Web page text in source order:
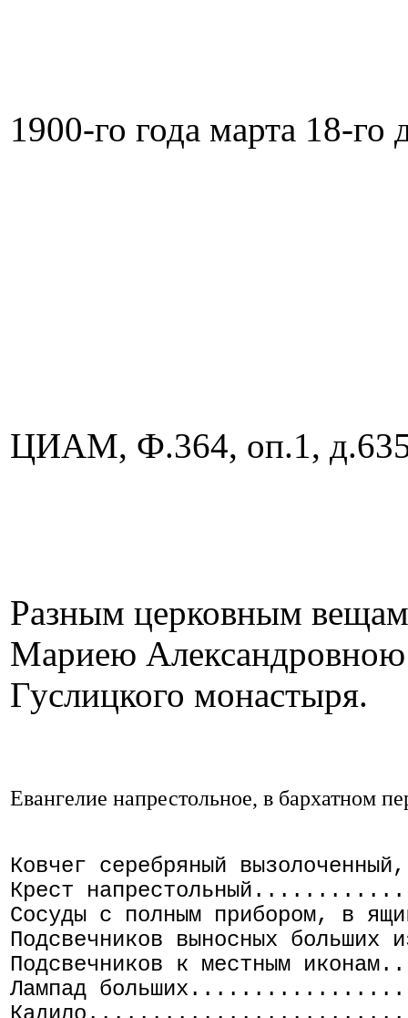
1900-го года марта 18-го
ЦИАМ, Ф.364, оп.1,
Разным церковным
Мариею Александровною
Гуслицкого монастыря.
Евангелие напрестольное, в бархатном
Ковчег серебряный
Крест
Сосуды с полным
Подсвечников выносных
Подсвечников к
Лампад